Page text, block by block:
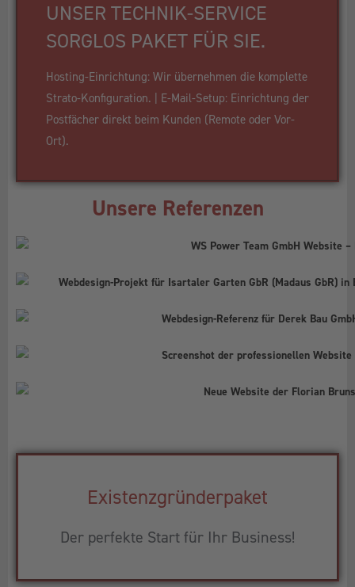
UNSER TECHNIK-SERVICE
SORGLOS PAKET FÜR SIE.
Hosting-Einrichtung: Wir übernehmen die komplette
Strato-Konfiguration. | E-Mail-Setup: Einrichtung der
Postfächer direkt beim Kunden (Remote oder Vor-
Ort).
Unsere Referenzen
Existenzgründerpaket
Der perfekte Start für Ihr Business!